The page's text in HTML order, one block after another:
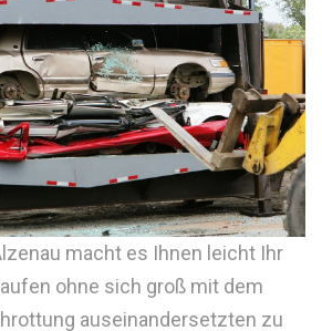
macht es Ihnen leicht Ihr
ohne sich groß mit dem
auseinandersetzten zu